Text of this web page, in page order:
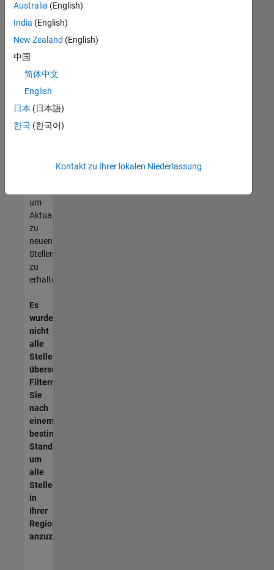
keine
offenen
Stellen
können,
die
Ihren
entsprechen,
werden
unseres
um
Aktualisierungen
zu
neuen
Stellenangeboten
zu
erhalten.
Es
wurden
nicht
alle
Stellen
übersetzt.
Filtern
Sie
nach
einem
bestimmten
Standort,
um
alle
Stellenangebote
in
Ihrer
Region
anzuzeigen.
Australia (English)
India (English)
New Zealand (English)
中国
简体中文
English
日本 (日本語)
한국 (한국어)
Kontakt zu Ihrer lokalen Niederlassung